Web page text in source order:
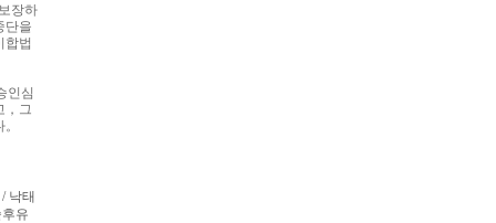
장하
단을
합법
인심
，그
낙태
유